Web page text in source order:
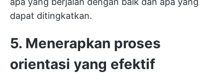
dapat ditingkatkan.
5. Menerapkan proses
orientasi yang efektif